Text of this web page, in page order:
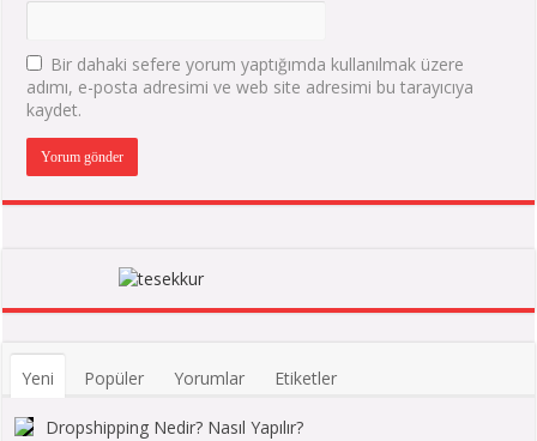
Bir dahaki sefere yorum yaptığımda kullanılmak üzere
adımı, e-posta adresimi ve web site adresimi bu tarayıcıya
kaydet.
Yeni Popüler Yorumlar Etiketler
Dropshipping Nedir? Nasıl Yapılır?